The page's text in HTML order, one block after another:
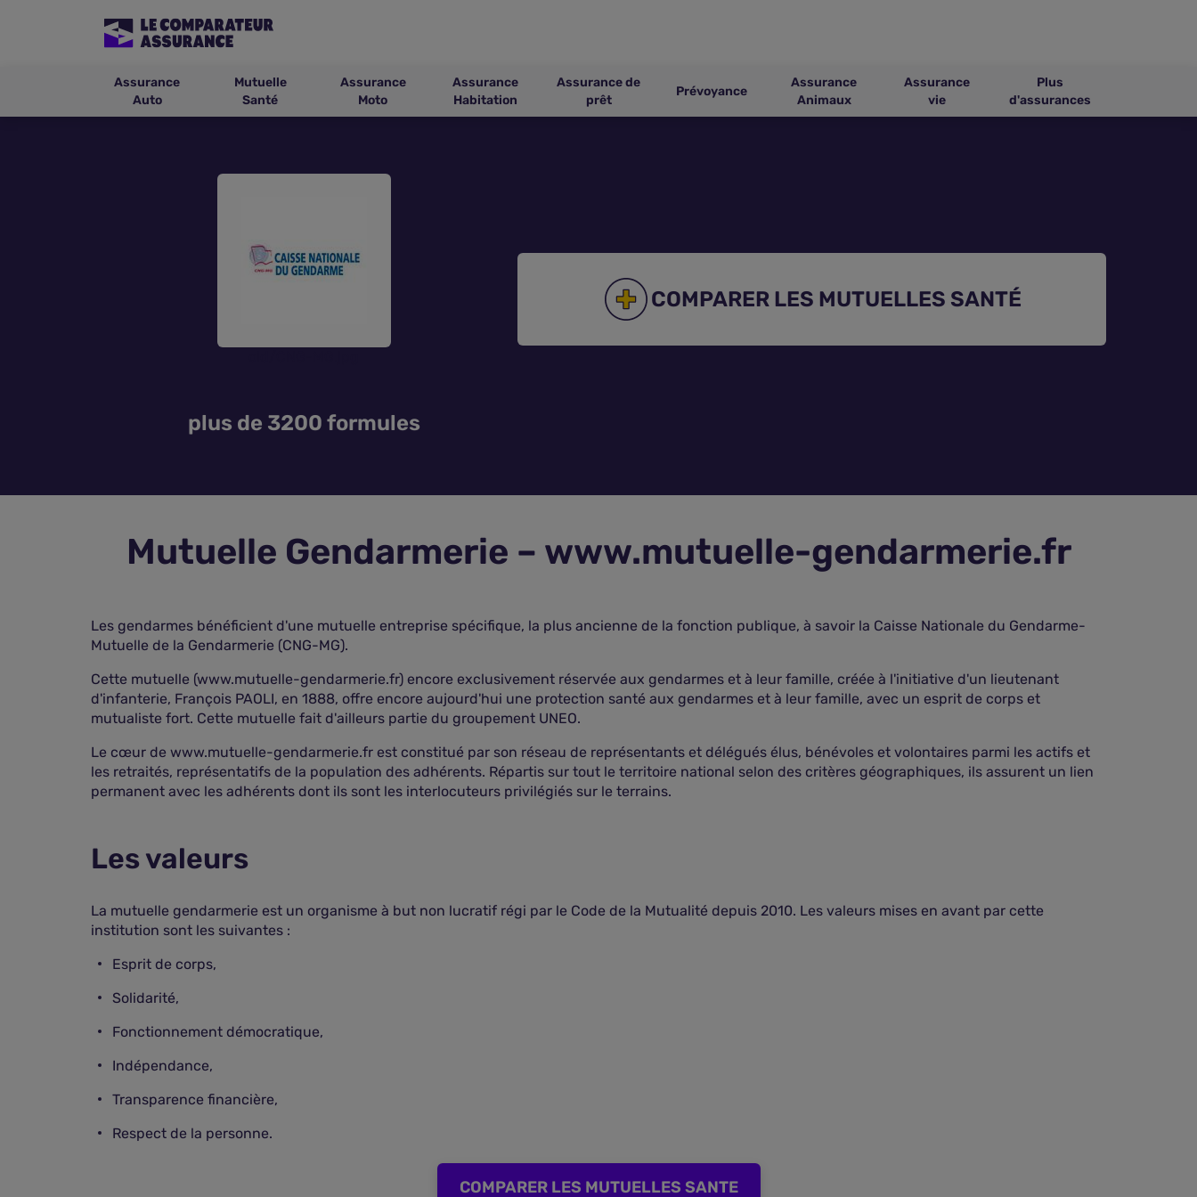
Assurance
Auto
Mutuelle
Santé
Assurance
Moto
Assurance
Habitation
Assurance de
prêt
Prévoyance
Assurance
Animaux
Assurance
vie
Plus
d'assurances
plus de 3200 formules
COMPARER LES MUTUELLES SANTÉ
Mutuelle Gendarmerie – www.mutuelle-gendarmerie.fr
Les gendarmes bénéficient d'une mutuelle entreprise spécifique, la plus ancienne de la fonction publique, à savoir la Caisse Nationale du Gendarme-
Mutuelle de la Gendarmerie (CNG-MG).
Cette mutuelle (www.mutuelle-gendarmerie.fr) encore exclusivement réservée aux gendarmes et à leur famille, créée à l'initiative d'un lieutenant
d'infanterie, François PAOLI, en 1888, offre encore aujourd'hui une protection santé aux gendarmes et à leur famille, avec un esprit de corps et
mutualiste fort. Cette mutuelle fait d'ailleurs partie du groupement UNEO.
Le cœur de www.mutuelle-gendarmerie.fr est constitué par son réseau de représentants et délégués élus, bénévoles et volontaires parmi les actifs et
les retraités, représentatifs de la population des adhérents. Répartis sur tout le territoire national selon des critères géographiques, ils assurent un lien
permanent avec les adhérents dont ils sont les interlocuteurs privilégiés sur le terrains.
Les valeurs
La mutuelle gendarmerie est un organisme à but non lucratif régi par le Code de la Mutualité depuis 2010. Les valeurs mises en avant par cette
institution sont les suivantes :
Esprit de corps,
Solidarité,
Fonctionnement démocratique,
Indépendance,
Transparence financière,
Respect de la personne.
COMPARER LES MUTUELLES SANTE